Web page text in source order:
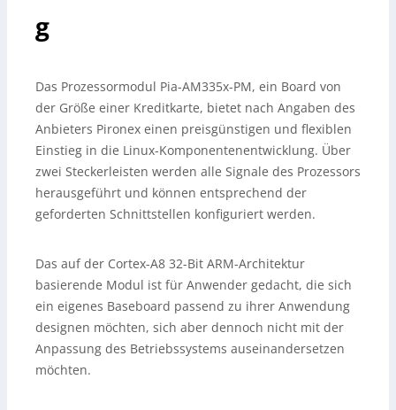
g
Das Prozessormodul Pia-AM335x-PM, ein Board von
der Größe einer Kreditkarte, bietet nach Angaben des
Anbieters Pironex einen preisgünstigen und flexiblen
Einstieg in die Linux-Komponentenentwicklung. Über
zwei Steckerleisten werden alle Signale des Prozessors
herausgeführt und können entsprechend der
geforderten Schnittstellen konfiguriert werden.
Das auf der Cortex-A8 32-Bit ARM-Architektur
basierende Modul ist für Anwender gedacht, die sich
ein eigenes Baseboard passend zu ihrer Anwendung
designen möchten, sich aber dennoch nicht mit der
Anpassung des Betriebssystems auseinandersetzen
möchten.